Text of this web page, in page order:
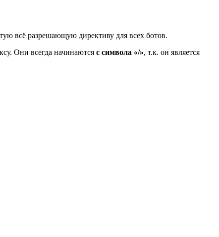
всё разрешающую директиву для всех ботов.
Они всегда начинаются с символа «/», т.к. он является